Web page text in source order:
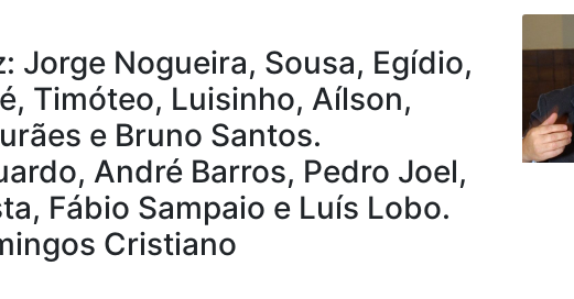
Jorge Nogueira, Sousa, Egídio,
Timóteo, Luisinho, Aílson,
e Bruno Santos.
André Barros, Pedro Joel,
Fábio Sampaio e Luís Lobo.
Cristiano